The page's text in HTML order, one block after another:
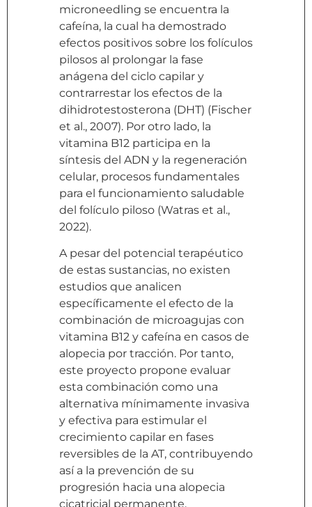
microneedling se encuentra la
cafeína, la cual ha demostrado
efectos positivos sobre los folículos
pilosos al prolongar la fase
anágena del ciclo capilar y
contrarrestar los efectos de la
dihidrotestosterona (DHT) (Fischer
et al., 2007). Por otro lado, la
vitamina B12 participa en la
síntesis del ADN y la regeneración
celular, procesos fundamentales
para el funcionamiento saludable
del folículo piloso (Watras et al.,
2022).
A pesar del potencial terapéutico
de estas sustancias, no existen
estudios que analicen
específicamente el efecto de la
combinación de microagujas con
vitamina B12 y cafeína en casos de
alopecia por tracción. Por tanto,
este proyecto propone evaluar
esta combinación como una
alternativa mínimamente invasiva
y efectiva para estimular el
crecimiento capilar en fases
reversibles de la AT, contribuyendo
así a la prevención de su
progresión hacia una alopecia
cicatricial permanente.